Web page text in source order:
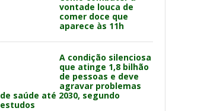
vontade louca de
comer doce que
aparece às 11h
A condição silenciosa
que atinge 1,8 bilhão
de pessoas e deve
agravar problemas
de saúde até 2030, segundo
estudos